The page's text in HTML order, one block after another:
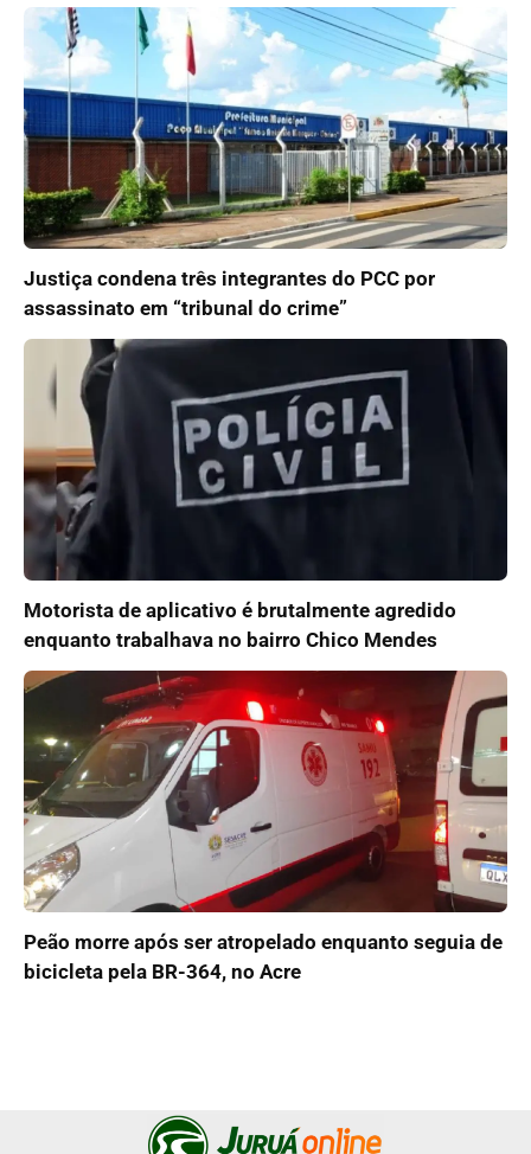
Justiça condena três integrantes do PCC por
assassinato em “tribunal do crime”
Motorista de aplicativo é brutalmente agredido
enquanto trabalhava no bairro Chico Mendes
Peão morre após ser atropelado enquanto seguia de
bicicleta pela BR-364, no Acre